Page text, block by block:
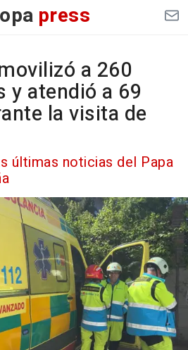
press
a 260
y atendió a 69
la visita de
últimas noticias del Papa